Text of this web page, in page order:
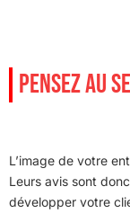
PENSEZ AU
L’image de votre
Leurs avis sont
développer votre